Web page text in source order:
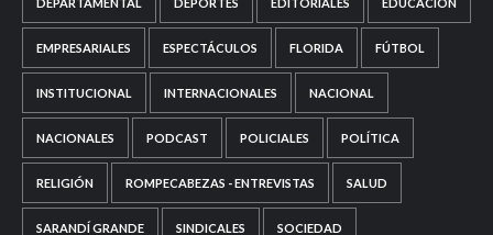
EMPRESARIALES ESPECTÁCULOS FLORIDA FÚTBOL
INSTITUCIONAL INTERNACIONALES NACIONAL
NACIONALES PODCAST POLICIALES POLÍTICA
RELIGIÓN ROMPECABEZAS - ENTREVISTAS SALUD
SARANDÍ GRANDE SINDICALES SOCIEDAD